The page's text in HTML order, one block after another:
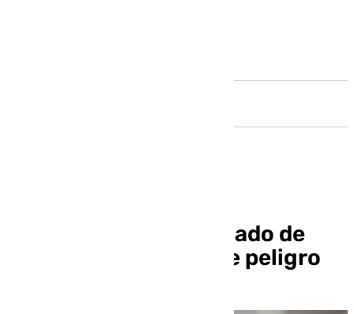
El Papa mejora su estado de
salud y está «fuera de peligro